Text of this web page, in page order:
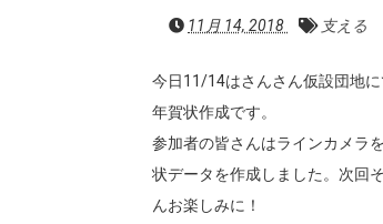
11月 14, 2018 支える
今日11/14はさんさん仮設団地
年賀状作成です。
参加者の皆さんはラインカメラ
状データを作成しました。次回
んお楽しみに！